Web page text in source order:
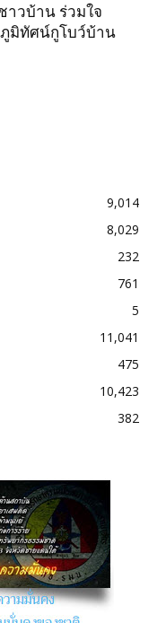
วบ้าน ร่วมใจ
มิทัศน์กูโบว์บ้าน
9,014
8,029
232
761
5
11,041
475
10,423
382